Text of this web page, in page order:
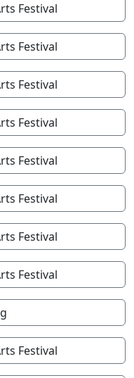
Festival
Festival
Festival
Festival
Festival
Festival
Festival
Festival
Festival